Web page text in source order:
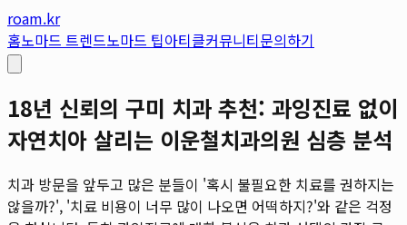
roam.kr
홈노마드 트렌드노마드 팁아티클커뮤니티문의하기
18년 신뢰의 구미 치과 추천: 과잉진료 없이
자연치아 살리는 이운철치과의원 심층 분석
치과 방문을 앞두고 많은 분들이 '혹시 불필요한 치료를 권하지는
않을까?', '치료 비용이 너무 많이 나오면 어떡하지?'와 같은 걱정